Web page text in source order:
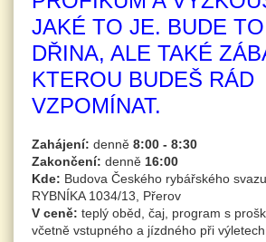
JAKÉ TO JE. BUDE
DŘINA, ALE TAKÉ
KTEROU BUDEŠ RÁD
VZPOMÍNAT.
Zahájení: denně 8:00 - 8:30
Zakončení: denně 16:00
Kde: Budova Českého rybářského
RYBNÍKA 1034/13, Přerov
V ceně: teplý oběd, čaj, program s
včetně vstupného a jízdného při